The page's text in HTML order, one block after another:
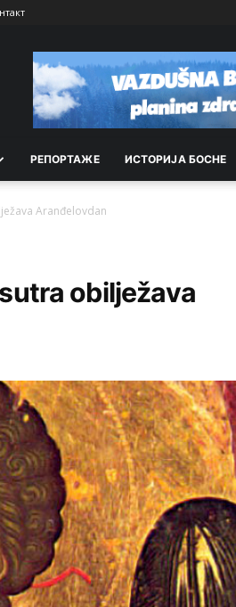
РEПОРТАЖE ИСТОРИЈА БОСНЕ
Aranđelovdan
obilježava